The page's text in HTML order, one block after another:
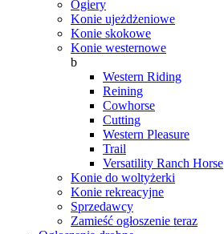
Ogiery
Konie ujeżdżeniowe
Konie skokowe
Konie westernowe
b
Western Riding
Reining
Cowhorse
Cutting
Western Pleasure
Trail
Versatility Ranch Horse
Konie do woltyżerki
Konie rekreacyjne
Sprzedawcy
Zamieść ogłoszenie teraz